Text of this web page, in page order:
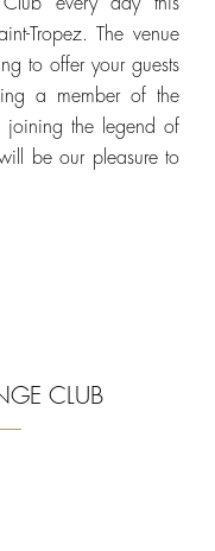
Tropez. The venue
to offer your guests
a member of the
joining the legend of
be our pleasure to
CLUB